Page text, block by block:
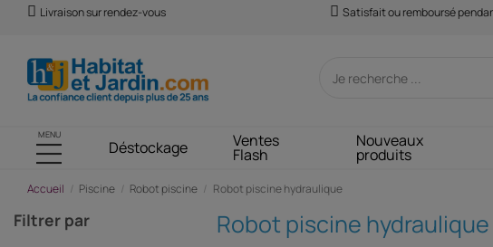
Livraison sur rendez-vous Satisfait ou remboursé
MENU
Déstockage Ventes
Flash
Nouveaux
produits
Accueil Piscine Robot piscine Robot piscine hydraulique
Robot piscine hydraulique
Filtrer par